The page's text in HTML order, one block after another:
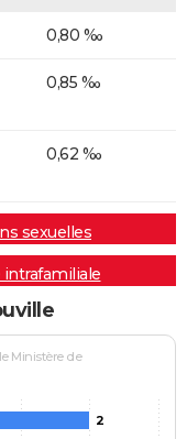
0,80 ‰
0,85 ‰
0,62 ‰
sexuelles
intrafamiliale
Ministère de
2